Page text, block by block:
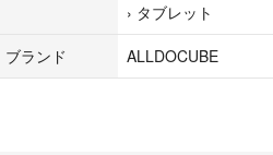
体とカバーのみのお届けとなります。
属品は、ありませんのでご了承下さい。）
› タブレット
ブランド
ALLDOCUBE